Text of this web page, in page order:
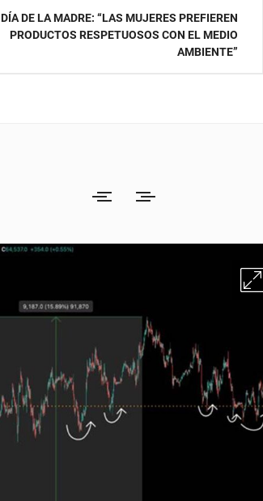
DÍA DE LA MADRE: “LAS MUJERES PREFIEREN
PRODUCTOS RESPETUOSOS CON EL MEDIO
AMBIENTE”